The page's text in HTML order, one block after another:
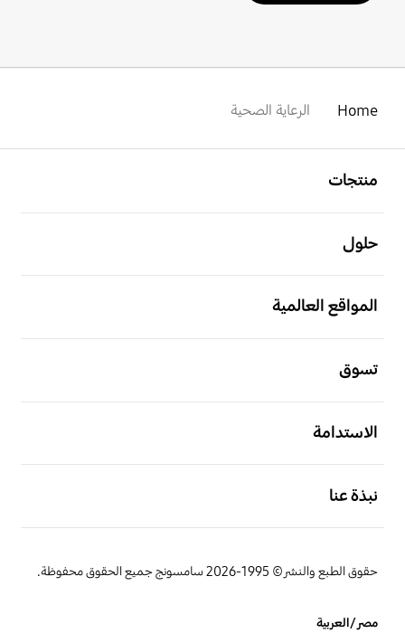
Home الرعاية الصحية
منتجات
حلول
المواقع العالمية
تسوق
الاستدامة
نبذة عنا
حقوق الطبع والنشر© 1995-2026 سامسونج جميع الحقوق محفوظة.
مصر/العربية